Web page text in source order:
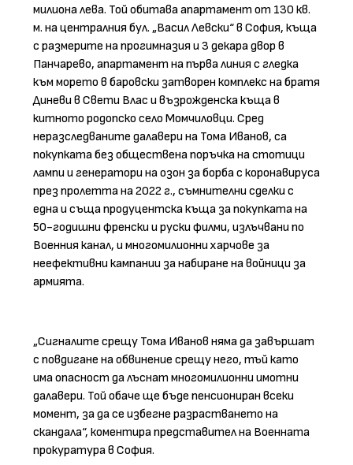
милиона лева. Той обитава апартамент от 130 кв.
м. на централния бул. „Васил Левски“ в София, къща
с размерите на прогимназия и 3 декара двор в
Панчарево, апартамент на първа линия с гледка
към морето в баровски затворен комплекс на братя
Диневи в Свети Влас и възрожденска къща в
китното родопско село Момчиловци. Сред
неразследваните далавери на Тома Иванов, са
покупката без обществена поръчка на стотици
лампи и генератори на озон за борба с коронавируса
през пролетта на 2022 г., съмнителни сделки с
една и съща продуцентска къща за покупката на
50-годишни френски и руски филми, излъчвани по
Военния канал, и многомилионни харчове за
неефективни кампании за набиране на войници за
армията.
„Сигналите срещу Тома Иванов няма да завършат
с повдигане на обвинение срещу него, тъй като
има опасност да лъснат многомилионни имотни
далавери. Той обаче ще бъде пенсиониран всеки
момент, за да се избегне разрастването на
скандала“, коментира представител на Военната
прокуратура в София.